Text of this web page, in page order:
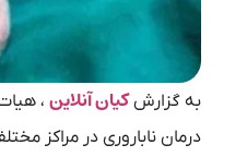
به گزارشکیان آنلاین
درمان ناباروری در مراکز